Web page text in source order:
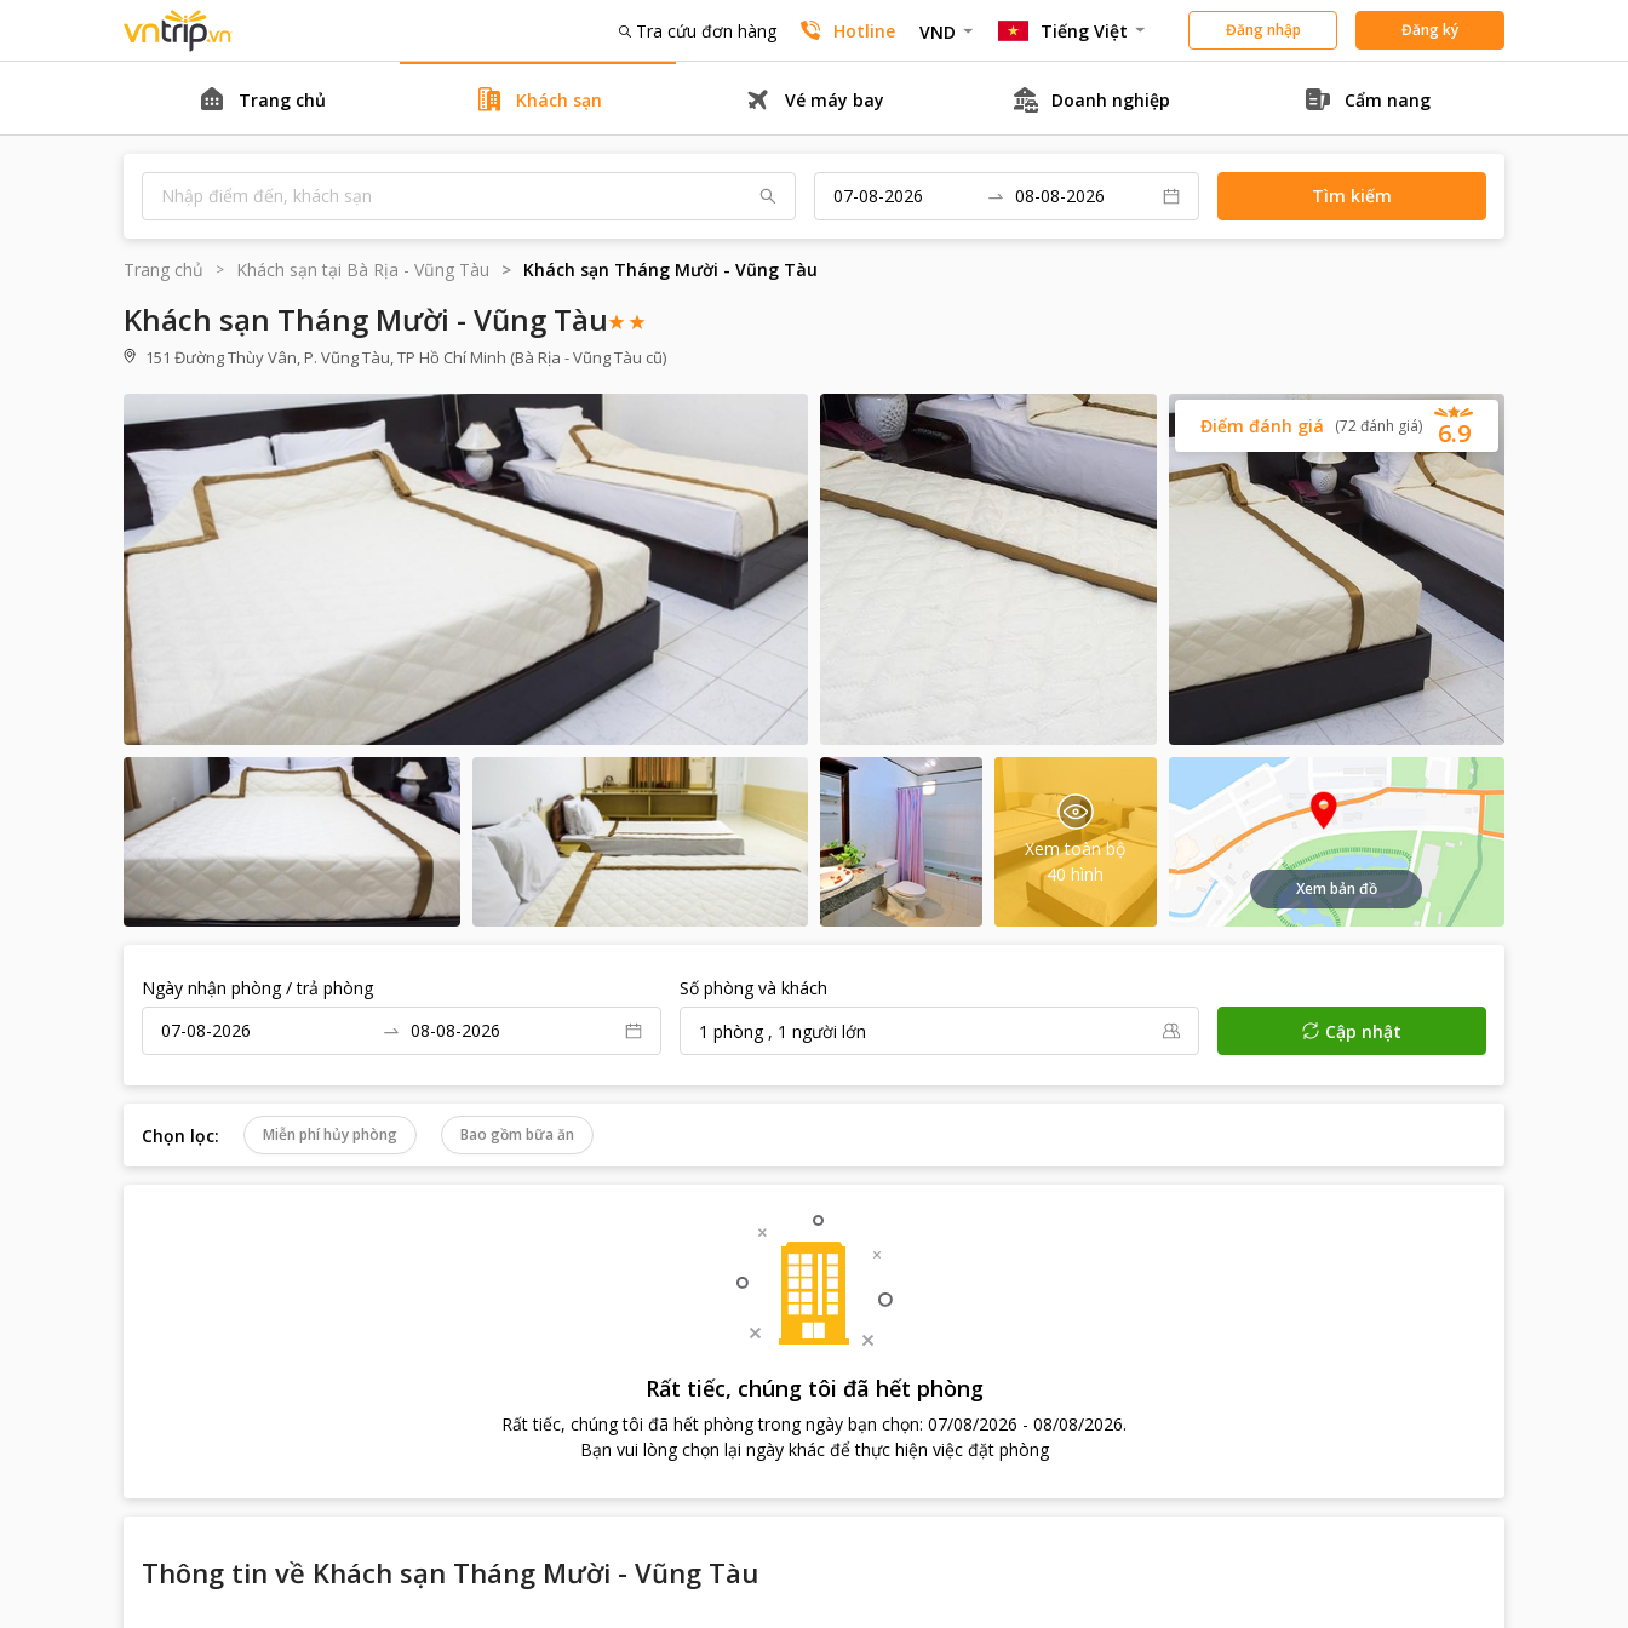
Tra cứu đơn hàng Hotline VND Tiếng Việt Đăng nhập Đăng ký
Trang chủ Khách sạn Vé máy bay Doanh nghiệp Cẩm nang
Tìm kiếm
Trang chủ Khách sạn tại Bà Rịa - Vũng Tàu Khách sạn Tháng Mười - Vũng Tàu
Khách sạn Tháng Mười - Vũng Tàu
151 Đường Thùy Vân, P. Vũng Tàu, TP Hồ Chí Minh (Bà Rịa - Vũng Tàu cũ)
6.9
Điểm đánh giá (72đánh giá)
Xem toàn bộ
40 hình
Xem bản đồ
Ngày nhận phòng / trả phòng
Số phòng và khách
1 phòng, 1 người lớn Cập nhật
Chọn lọc: Miễn phí hủy phòng Bao gồm bữa ăn
Rất tiếc, chúng tôi đã hết phòng
Rất tiếc, chúng tôi đã hết phòng trong ngày bạn chọn: 07/08/2026 - 08/08/2026.
Bạn vui lòng chọn lại ngày khác để thực hiện việc đặt phòng
Thông tin về Khách sạn Tháng Mười - Vũng Tàu